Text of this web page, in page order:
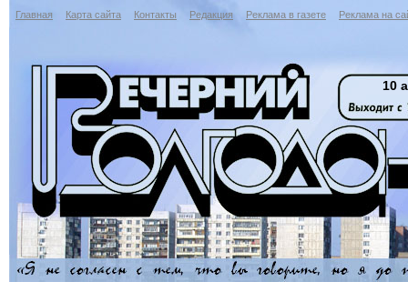
Главная Карта сайта Контакты Редакция Реклама в газете Реклама на
10